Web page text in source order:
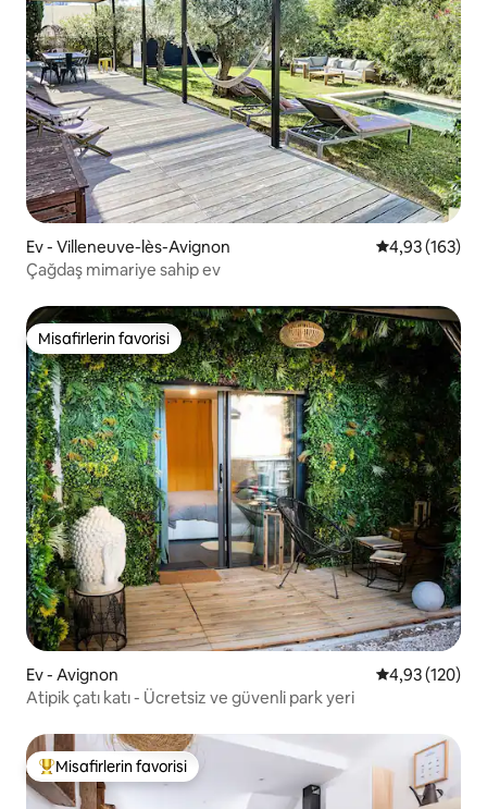
Ev - Villeneuve-lès-Avignon 5 üzerinden
4,93 (163)
Çağdaş mimariye sahip ev
Misafirlerin favorisi
Misafirlerin favorisi
Ev - Avignon 5 üzerinden
4,93 (120)
Atipik çatı katı - Ücretsiz ve güvenli park yeri
Misafirlerin favorilerinden en beğenilenler arasında
Misafirlerin favorisi